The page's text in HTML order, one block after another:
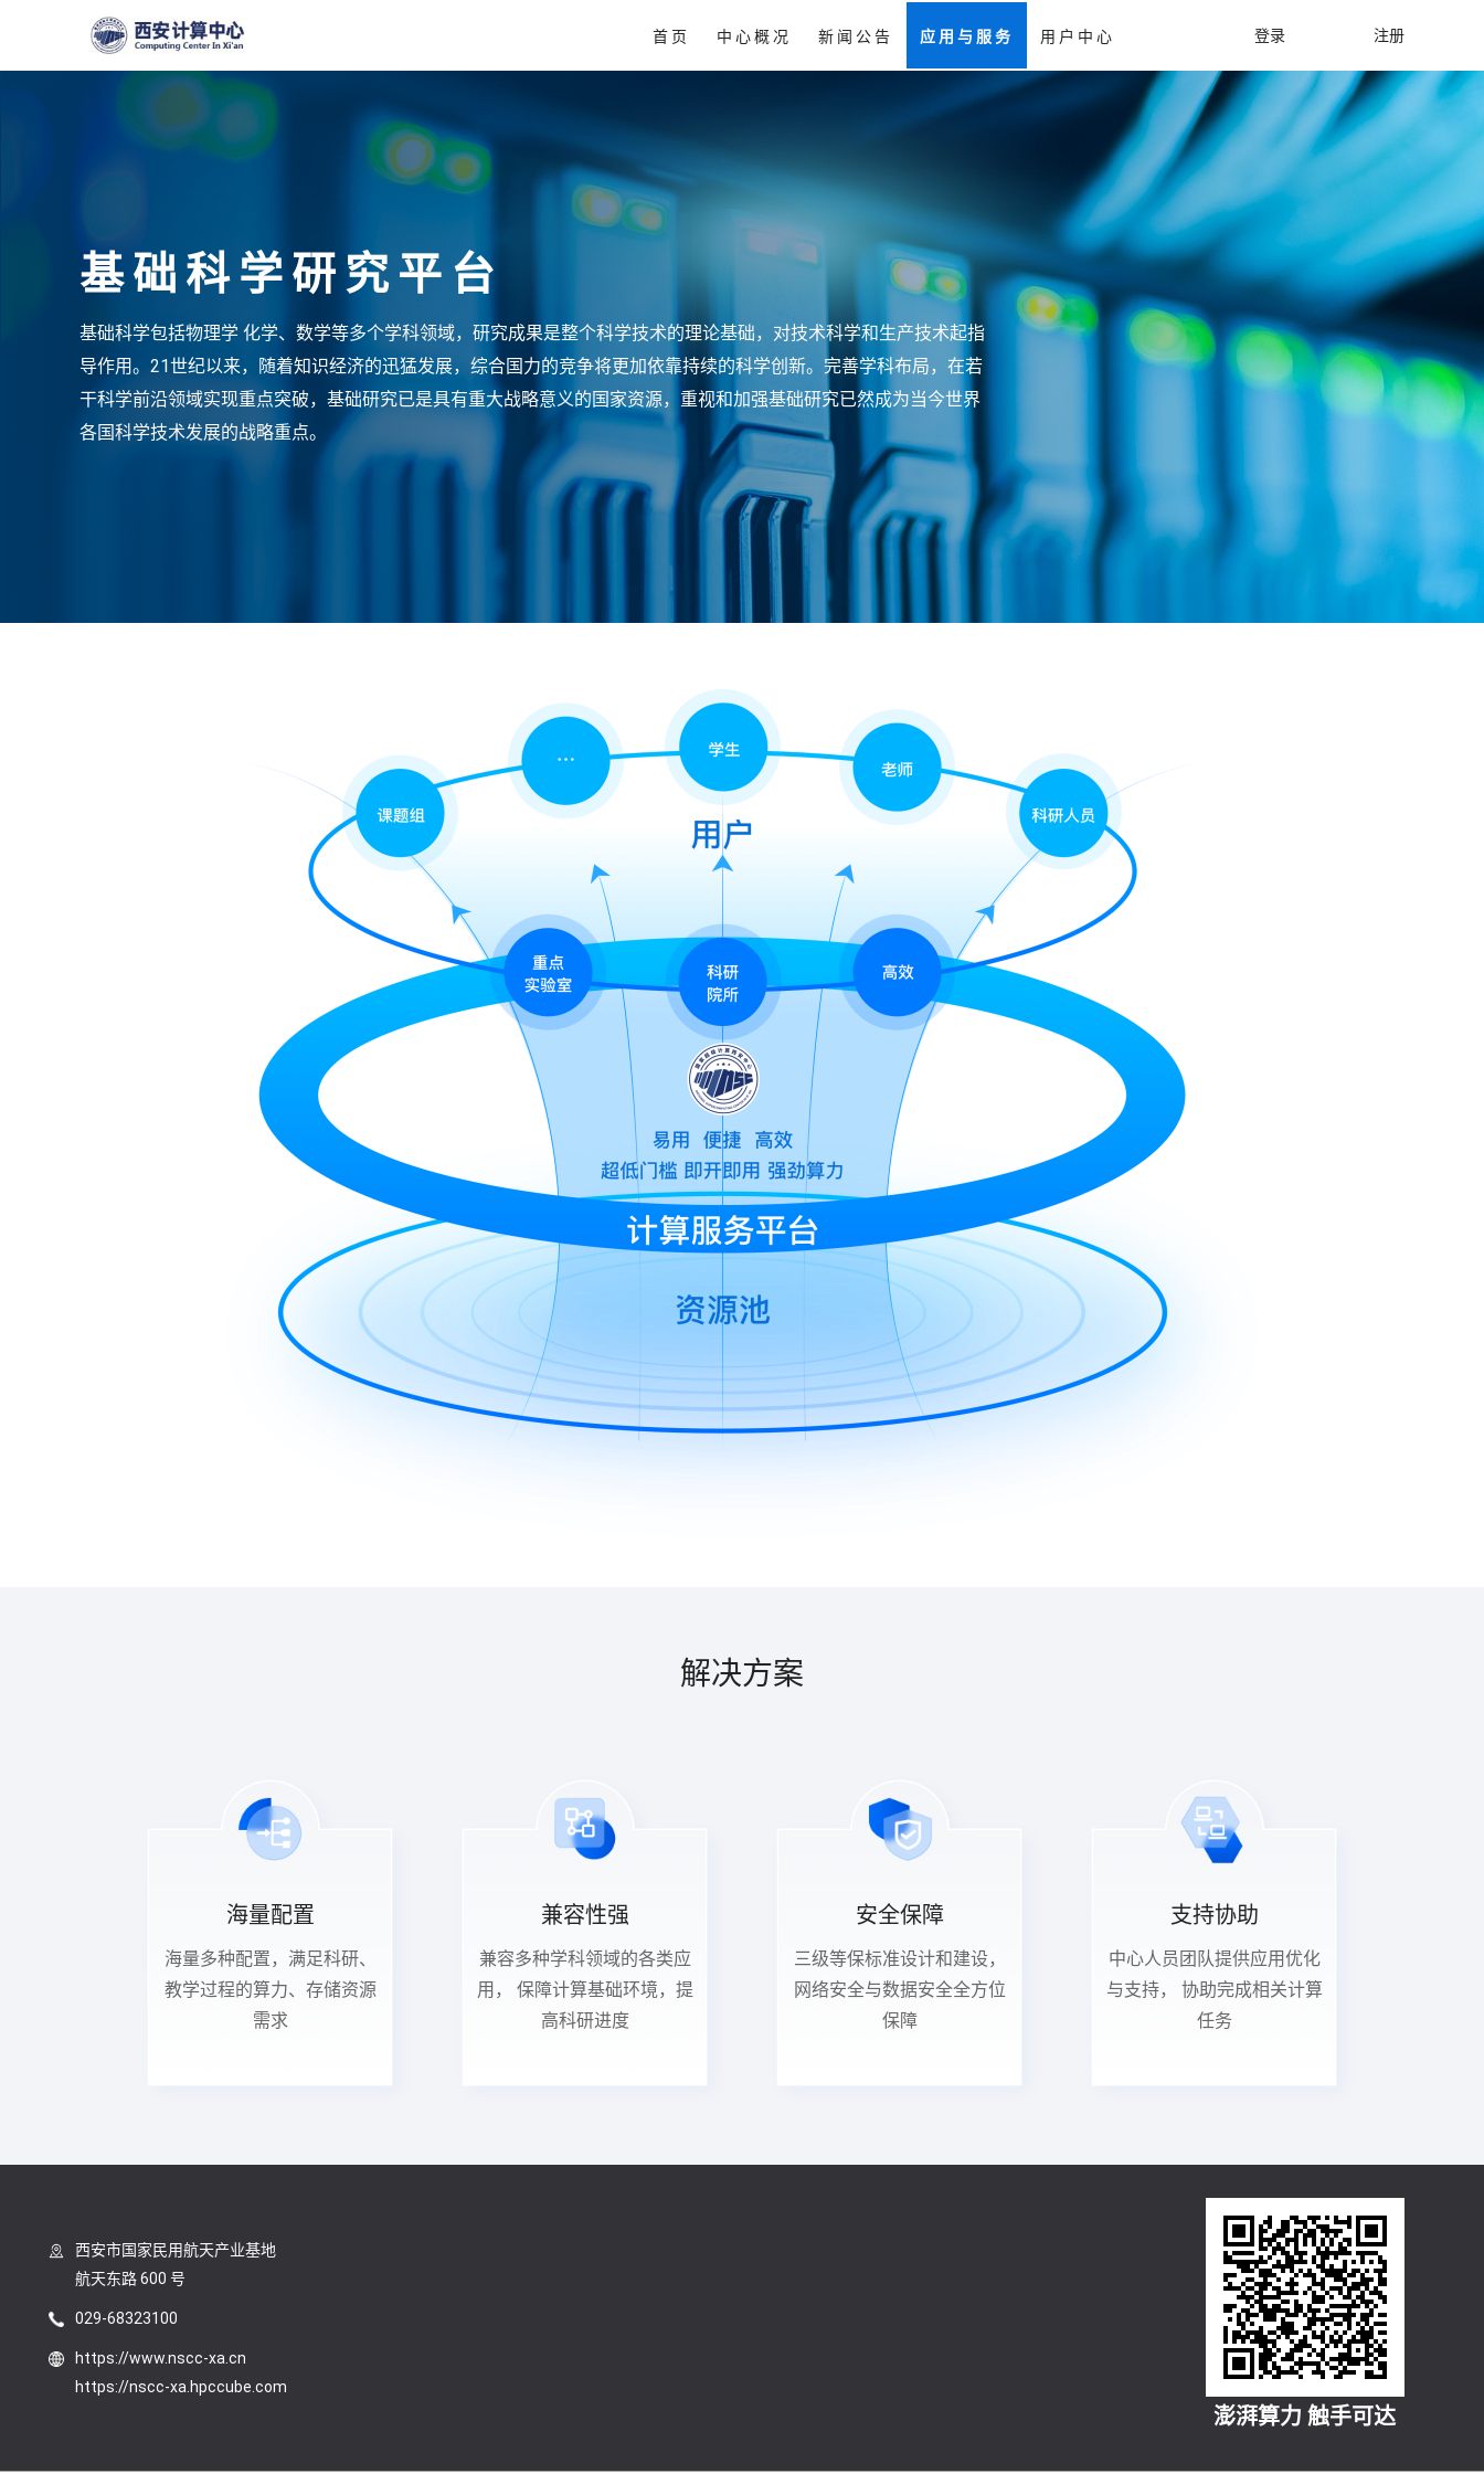
首页 中心概况 新闻公告 应用与服务 用户中心 登录 注册
基础科学研究平台
基础科学包括物理学 化学、数学等多个学科领域，研究成果是整个科学技术的理论基础，对技术科学和生产技术起指
导作用。21世纪以来，随着知识经济的迅猛发展，综合国力的竞争将更加依靠持续的科学创新。完善学科布局，在若
干科学前沿领域实现重点突破，基础研究已是具有重大战略意义的国家资源，重视和加强基础研究已然成为当今世界
各国科学技术发展的战略重点。
解决方案
海量配置​
海量多种配置，满足科研、
教学过程的算力、存储资源
需求
兼容性强
兼容多种学科领域的各类应
用， 保障计算基础环境，提
高科研进度
安全保障
三级等保标准设计和建设，
网络安全与数据安全全方位
保障
支持协助
中心人员团队提供应用优化
与支持， 协助完成相关计算
任务
西安市国家民用航天产业基地
航天东路 600 号
029-68323100
https://www.nscc-xa.cn
https://nscc-xa.hpccube.com
澎湃算力 触手可达